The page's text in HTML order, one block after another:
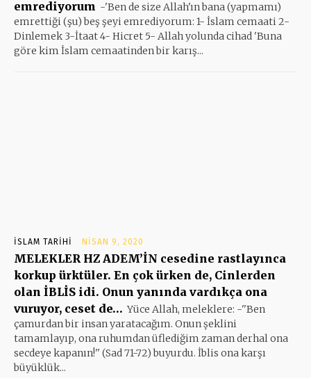
emrediyorum -'Ben de size Allah'ın bana (yapmamı)
emrettiği (şu) beş şeyi emrediyorum: 1- İslam cemaati 2-
Dinlemek 3-İtaat 4- Hicret 5- Allah yolunda cihad 'Buna
göre kim İslam cemaatinden bir karış...
İSLAM TARIHI NISAN 9, 2020
MELEKLER HZ ADEM’İN cesedine rastlayınca
korkup ürktüler. En çok ürken de, Cinlerden
olan İBLİS idi. Onun yanında vardıkça ona
vuruyor, ceset de… Yüce Allah, meleklere: -''Ben
çamurdan bir insan yaratacağım. Onun şeklini
tamamlayıp, ona ruhumdan üflediğim zaman derhal ona
secdeye kapanın!'' (Sad 71-72) buyurdu. İblis ona karşı
büyüklük...